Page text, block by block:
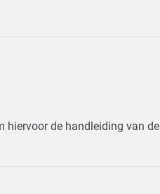
hiervoor de handleiding van de